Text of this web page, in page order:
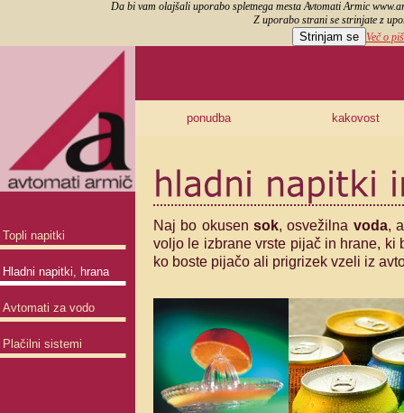
Da bi vam olajšali uporabo spletnega mesta Avtomati Armic
Z uporabo strani se strinjate z
Strinjam se Več o
Topli napitki
Hladni napitki, hrana
Avtomati za vodo
Plačilni sistemi
Naj bo okusen sok, osvežilna voda,
voljo le izbrane vrste pijač in hrane, ki
ko boste pijačo ali prigrizek vzeli iz
ponudba kakovost